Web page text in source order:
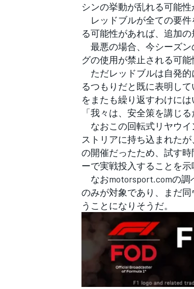
すべてのカテゴリー
シンの挙動が乱れる可能性
レッドブルが全ての要件
る可能性があれば、追加
最悪の場合、今シーズン
グの使用が禁止される可
ただレッドブルは自発的
るつもりだと既に表明し
をまたも繰り返すわけには
「我々は、安全策を講じ
なおこの回転式リヤウイ
ストリアに持ち込まれた
の開催だったため、試す
ーで実戦投入することを示
なおmotorsport.comの調
のみが対象であり、まだ
うことになりそうだ。